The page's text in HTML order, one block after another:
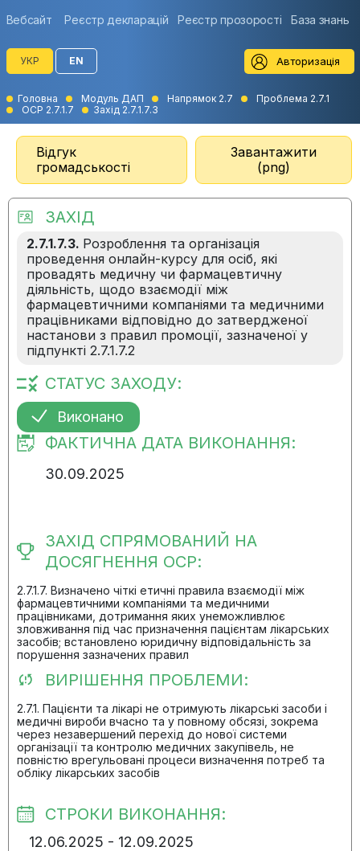
Вебсайт Реєстр декларацій Реєстр прозорості База знань
УКР EN Авторизація
Головна Модуль ДАП Напрямок 2.7
Проблема 2.7.1
ОСР 2.7.1.7
Захід 2.7.1.7.3
Відгук
громадськості
Завантажити
(png)
ЗАХІД
2.7.1.7.3. Розроблення та організація
проведення онлайн-курсу для осіб, які
провадять медичну чи фармацевтичну
діяльність, щодо взаємодії між
фармацевтичними компаніями та медичними
працівниками відповідно до затвердженої
настанови з правил промоції, зазначеної у
підпункті 2.7.1.7.2
СТАТУС ЗАХОДУ:
Виконано
ФАКТИЧНА ДАТА ВИКОНАННЯ:
30.09.2025
ЗАХІД СПРЯМОВАНИЙ НА
ДОСЯГНЕННЯ ОСР:
2.7.1.7. Визначено чіткі етичні правила взаємодії між
фармацевтичними компаніями та медичними
працівниками, дотримання яких унеможливлює
зловживання під час призначення пацієнтам лікарських
засобів; встановлено юридичну відповідальність за
порушення зазначених правил
ВИРІШЕННЯ ПРОБЛЕМИ:
2.7.1. Пацієнти та лікарі не отримують лікарські засоби і
медичні вироби вчасно та у повному обсязі, зокрема
через незавершений перехід до нової системи
організації та контролю медичних закупівель, не
повністю врегульовані процеси визначення потреб та
обліку лікарських засобів
СТРОКИ ВИКОНАННЯ:
12.06.2025 - 12.09.2025